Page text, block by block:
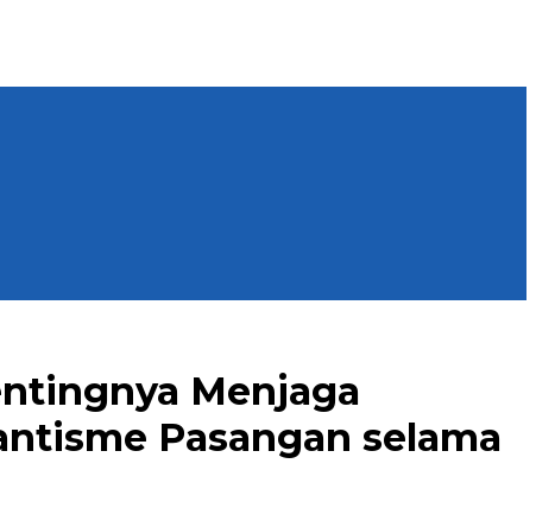
Menjaga
Pasangan selama